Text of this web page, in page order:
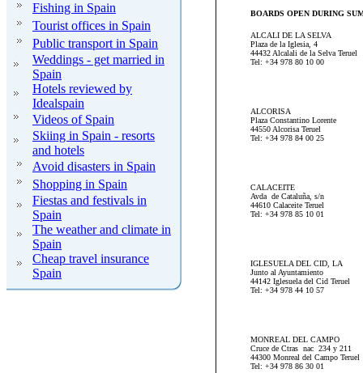
Fishing in Spain
Tourist offices in Spain
Public transport in Spain
Weddings - get married in
Spain
Hotels reviewed by
Idealspain
Videos of Spain
Skiing in Spain - resorts
and hotels
Avoid disasters in Spain
Shopping in Spain
Fiestas and festivals in
Spain
The weather and climate in
Spain
Cheap travel insurance
Spain
BOARDS OPEN DURING
ALCALI DE LA SELVA
Plaza de la Iglesia, 4
44432 Alcalali de la Selva Teruel
Tel: +34 978 80 10 00
ALCORISA
Plaza Constantino Lorente
44550 Alcorisa Teruel
Tel: +34 978 84 00 25
CALACEITE
Avda de Cataluña, s/n
44610 Calaceite Teruel
Tel: +34 978 85 10 01
IGLESUELA DEL CID, LA
Junto al Ayuntamiento
44142 Iglesuela del Cid Teruel
Tel: +34 978 44 10 57
MONREAL DEL CAMPO
Cruce de Ctras nac 234 y 211
44300 Monreal del Campo Teruel
Tel: +34 978 86 30 01